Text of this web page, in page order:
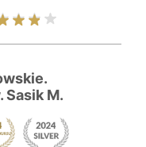
Sasik M.